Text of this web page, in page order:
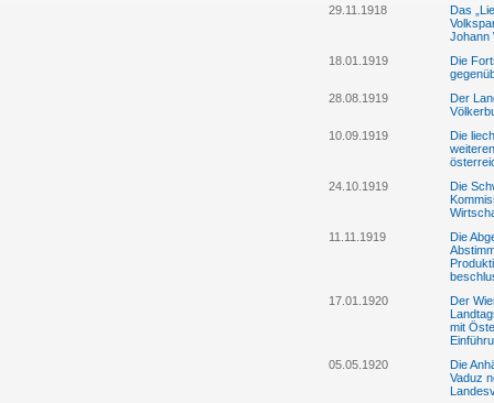
29.11.1918
Das
Johann
18.01.1919
Die
28.08.1919
Der
10.09.1919
Die
24.10.1919
Die
11.11.1919
Die
17.01.1920
Der
mit
05.05.1920
Die
Vaduz